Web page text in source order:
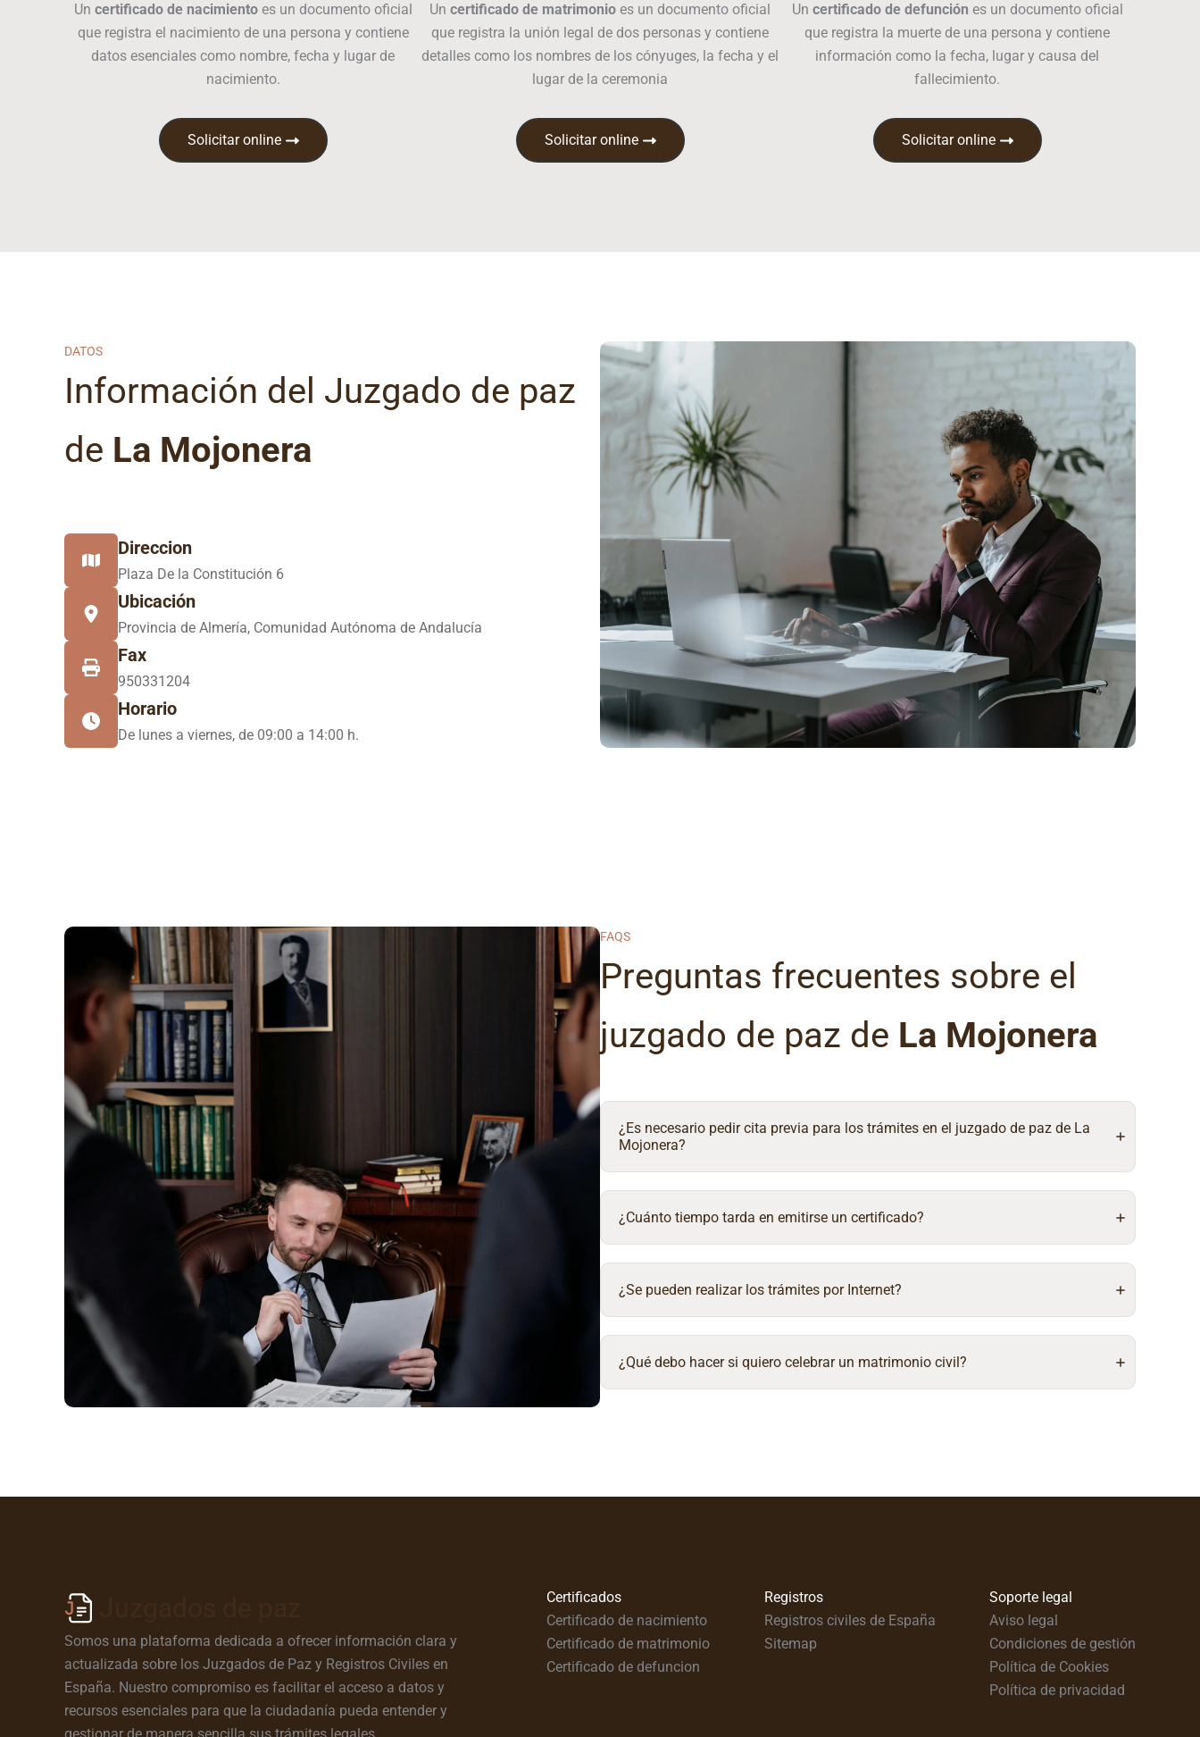
Un certificado de nacimientoes un documento oficial
que registra el nacimiento de una persona y contiene
datos esenciales como nombre, fecha y lugar de
nacimiento.
Solicitar online
Un certificado de matrimonio es un documento oficial
que registra la unión legal de dos personas y contiene
detalles como los nombres de los cónyuges, la fecha y el
lugar de la ceremonia
Solicitar online
Un certificado de defunción es un documento oficial
que registra la muerte de una persona y contiene
información como la fecha, lugar y causa del
fallecimiento.
Solicitar online
DATOS
Información del Juzgado de paz
de La Mojonera
Direccion
Plaza De la Constitución 6
Ubicación
Provincia de Almería, Comunidad Autónoma de Andalucía
Fax
950331204
Horario
De lunes a viernes, de 09:00 a 14:00 h.
FAQS
Preguntas frecuentes sobre el
juzgado de paz de La Mojonera
¿Es necesario pedir cita previa para los trámites en el juzgado de paz de La
Mojonera?
¿Cuánto tiempo tarda en emitirse un certificado?
¿Se pueden realizar los trámites por Internet?
¿Qué debo hacer si quiero celebrar un matrimonio civil?
Somos una plataforma dedicada a ofrecer información clara y
actualizada sobre los Juzgados de Paz y Registros Civiles en
España. Nuestro compromiso es facilitar el acceso a datos y
recursos esenciales para que la ciudadanía pueda entender y
Certificados
Certificado de nacimiento
Certificado de matrimonio
Certificado de defuncion
Registros
Registros civiles de España
Sitemap
Soporte legal
Aviso legal
Condiciones de gestión
Política de Cookies
Política de privacidad